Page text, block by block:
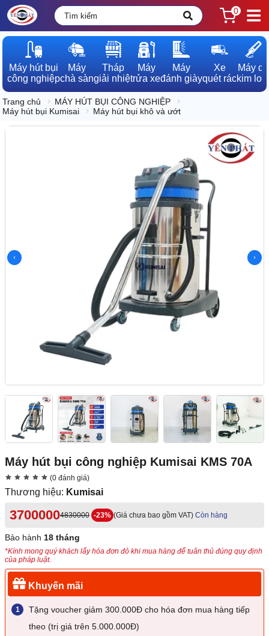
0
Máy hút bụi
công nghiệp
Máy
chà sàn
Tháp
giải nhiệt
Máy
rửa xe
Máy
đánh giày
Xe
quét rác
Máy dò
kim loại
Trang chủ
MÁY HÚT BỤI CÔNG NGHIỆP
Máy hút bụi Kumisai
Máy hút bụi khô và ướt
Máy hút bụi công nghiệp Kumisai KMS 70A
(0 đánh giá)
Thương hiệu: Kumisai
37000004830000 -23% (Giá chưa bao gồm VAT) Còn hàng
Bảo hành 18 tháng
*Kính mong quý khách lấy hóa đơn đỏ khi mua hàng để tuân thủ đúng quy định
của pháp luật.
Khuyến mãi
Tặng voucher giảm 300.000Đ cho hóa đơn mua hàng tiếp
theo (trị giá trên 5.000.000Đ)